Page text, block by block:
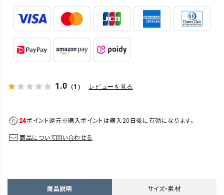
1.0 （1） レビューを見る
24ポイント還元※購入ポイントは購入20日後に有効になります。
商品について問い合わせる
商品説明 サイズ・素材